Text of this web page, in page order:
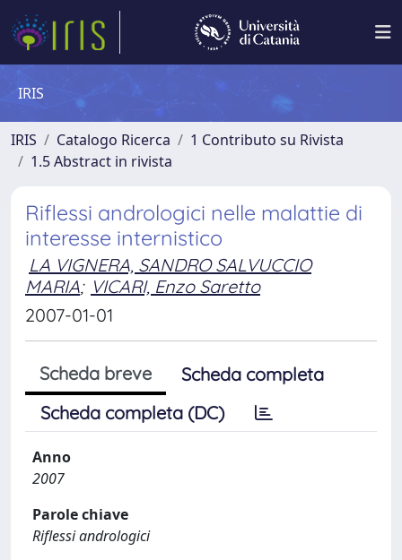
IRIS
IRIS Catalogo Ricerca
1 Contributo su Rivista
1.5 Abstract in rivista
Riflessi andrologici nelle malattie di
interesse internistico
LA VIGNERA, SANDRO SALVUCCIO
MARIA; VICARI, Enzo Saretto
2007-01-01
Scheda breve
Scheda completa
Scheda completa (DC)
Anno
2007
Parole chiave
Riflessi andrologici